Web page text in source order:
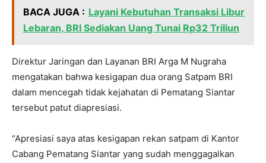
BACA JUGA : Layani Kebutuhan Transaksi Libur
Lebaran, BRI Sediakan Uang Tunai Rp32 Triliun
Direktur Jaringan dan Layanan BRI Arga M Nugraha
mengatakan bahwa kesigapan dua orang Satpam BRI
dalam mencegah tidak kejahatan di Pematang Siantar
tersebut patut diapresiasi.
“Apresiasi saya atas kesigapan rekan satpam di Kantor
Cabang Pematang Siantar yang sudah menggagalkan